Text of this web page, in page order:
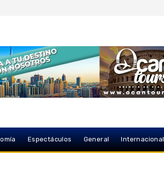
Espectáculos General Internacional